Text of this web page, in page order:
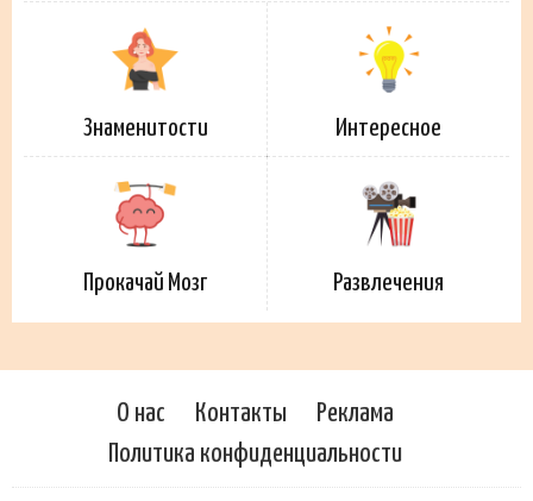
Знаменитости Интересное
Прокачай Мозг Развлечения
О нас Контакты
Реклама
Политика конфиденциальности